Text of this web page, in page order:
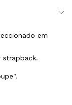
em
strapback.